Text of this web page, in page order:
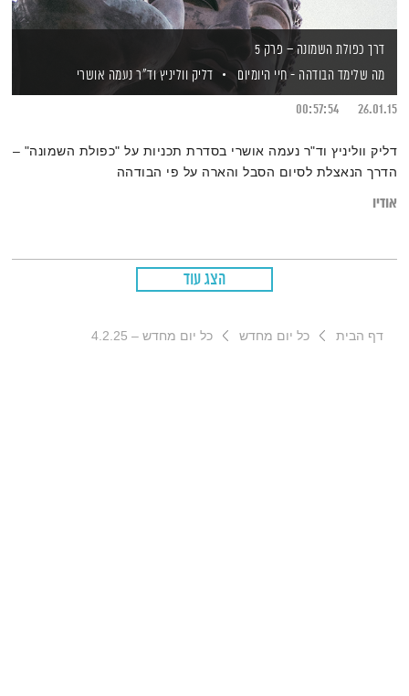
דרך כפולת השמונה – פרק 5
מה שלימד הבודהה - חיי היומיום
דליק ווליניץוד"ר נעמה אושרי
26.01.15
00:57:54
דליק ווליניץ וד"ר נעמה אושרי בסדרת תכניות על "כפולת השמונה" –
הדרך הנאצלת לסיום הסבל והארה על פי הבודהה
אודיו
הצג עוד
דף הבית כל יום מחדש כל יום מחדש – 4.2.25